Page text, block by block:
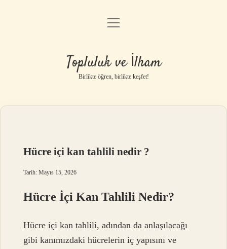
Anasayfa
Gizlilik Politikası
Yasal Uyarı
menüyü
Topluluk ve İlham
Birlikte öğren, birlikte keşfet!
Hücre içi kan tahlili nedir ?
Tarih: Mayıs 15, 2026
Hücre İçi Kan Tahlili Nedir?
Hücre içi kan tahlili, adından da anlaşılacağı
gibi kanımızdaki hücrelerin iç yapısını ve